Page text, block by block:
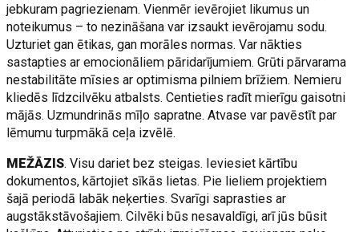
jebkuram pagriezienam. Vienmēr ievērojiet likumus un
noteikumus – to nezināšana var izsaukt ievērojamu sodu.
Uzturiet gan ētikas, gan morāles normas. Var nākties
sastapties ar emocionāliem pāridarījumiem. Grūti pārvarama
nestabilitāte mīsies ar optimisma pilniem brīžiem. Nemieru
kliedēs līdzcilvēku atbalsts. Centieties radīt mierīgu gaisotni
mājās. Uzmundrinās mīļo sapratne. Atvase var pavēstīt par
lēmumu turpmākā ceļa izvēlē.
MEŽĀZIS. Visu dariet bez steigas. Ieviesiet kārtību
dokumentos, kārtojiet sīkās lietas. Pie lieliem projektiem
šajā periodā labāk neķerties. Svarīgi saprasties ar
augstākstāvošajiem. Cilvēki būs nesavaldīgi, arī jūs būsit